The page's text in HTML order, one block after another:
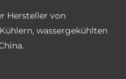
Hersteller von
wassergekühlten